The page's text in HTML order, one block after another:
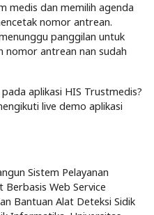
medis dan memilih agenda
nomor antrean.
panggilan untuk
nomor antrean nan sudah
aplikasi HIS Trustmedis?
live demo aplikasi
Sistem Pelayanan
Berbasis Web Service
Bantuan Alat Deteksi Sidik